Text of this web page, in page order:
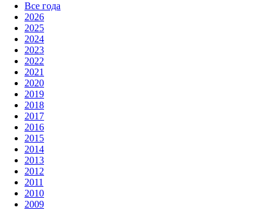
Все года
2026
2025
2024
2023
2022
2021
2020
2019
2018
2017
2016
2015
2014
2013
2012
2011
2010
2009